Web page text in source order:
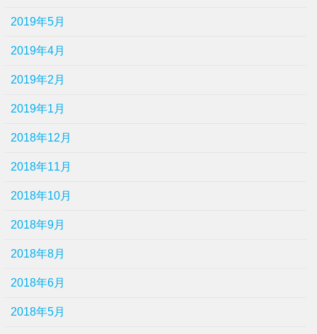
2019年5月
2019年4月
2019年2月
2019年1月
2018年12月
2018年11月
2018年10月
2018年9月
2018年8月
2018年6月
2018年5月